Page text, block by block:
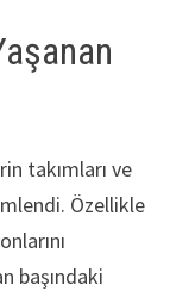
takımları ve
Özellikle
başındaki